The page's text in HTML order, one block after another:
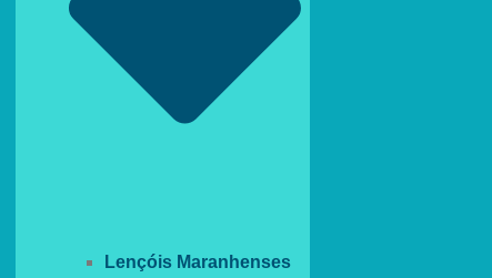
Lençóis Maranhenses